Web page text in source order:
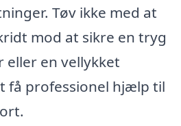
Tøv ikke med at
mod at sikre en tryg
eller en vellykket
få professionel hjælp til